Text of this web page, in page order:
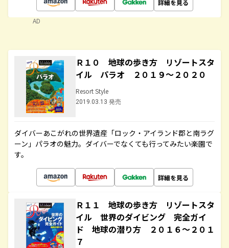
詳細を見る
AD
Ｒ１０ 地球の歩き方 リゾートスタ
イル パラオ ２０１９～２０２０
Resort Style
2019.03.13 発売
ダイバーあこがれの世界遺産「ロック・アイランド郡と南ラグ
ーン」パラオの魅力。ダイバーでなくても行ってみたい楽園で
す。
詳細を見る
Ｒ１１ 地球の歩き方 リゾートスタ
イル 世界のダイビング 完全ガイ
ド 地球の潜り方 ２０１６～２０１
７